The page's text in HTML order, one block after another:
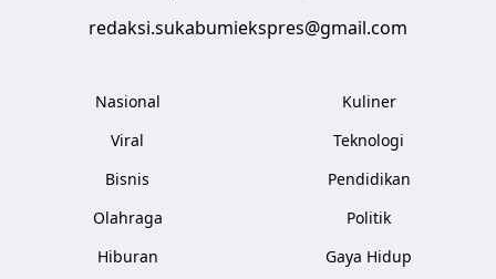
redaksi.sukabumiekspres@gmail.com
Nasional
Viral
Bisnis
Olahraga
Hiburan
Kuliner
Teknologi
Pendidikan
Politik
Gaya Hidup